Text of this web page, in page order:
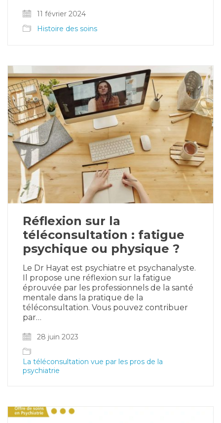
11 février 2024
Histoire des soins
Réflexion sur la
téléconsultation : fatigue
psychique ou physique ?
Le Dr Hayat est psychiatre et psychanalyste.
Il propose une réflexion sur la fatigue
éprouvée par les professionnels de la santé
mentale dans la pratique de la
téléconsultation. Vous pouvez contribuer
par…
28 juin 2023
La téléconsultation vue par les pros de la
psychiatrie